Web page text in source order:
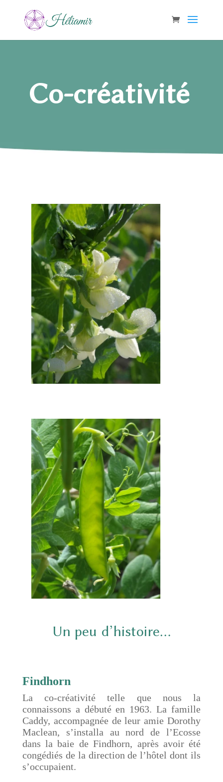
Co-créativité
Un peu d’histoire…
Findhorn
La co-créativité telle que nous la
connaissons a débuté en 1963. La famille
Caddy, accompagnée de leur amie Dorothy
Maclean, s’installa au nord de l’Ecosse
dans la baie de Findhorn, après avoir été
congédiés de la direction de l’hôtel dont ils
s’occupaient.